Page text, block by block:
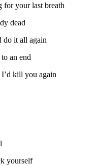
for your last breath
dead
do it all again
an end
kill you again
yourself